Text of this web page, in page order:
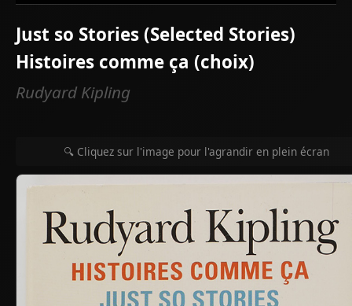
Just so Stories (Selected Stories)
Histoires comme ça (choix)
Rudyard Kipling
🔍 Cliquez sur l'image pour l'agrandir en plein écran